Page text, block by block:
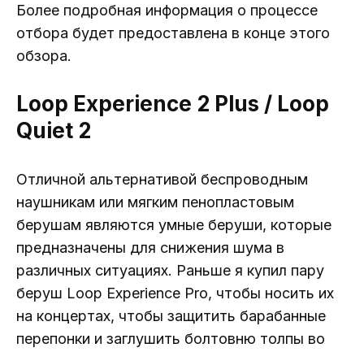
Более подробная информация о процессе
отбора будет предоставлена ​​в конце этого
обзора.
Loop Experience 2 Plus / Loop
Quiet 2
Отличной альтернативой беспроводным
наушникам или мягким пенопластовым
берушам являются умные беруши, которые
предназначены для снижения шума в
различных ситуациях. Раньше я купил пару
беруш Loop Experience Pro, чтобы носить их
на концертах, чтобы защитить барабанные
перепонки и заглушить болтовню толпы во